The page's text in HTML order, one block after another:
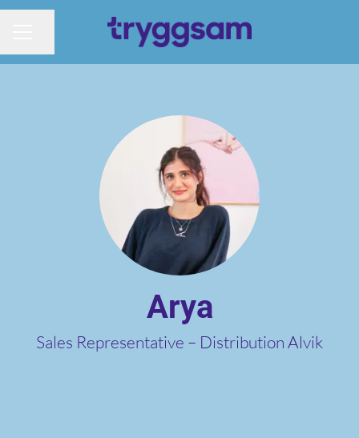
Arya
Sales Representative – Distribution Alvik